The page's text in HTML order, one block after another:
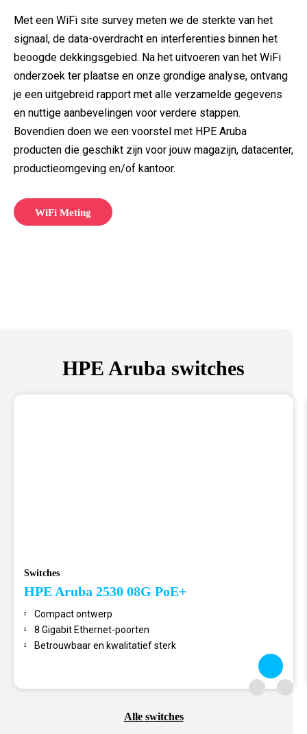
Met een WiFi site survey meten we de sterkte van het
signaal, de data-overdracht en interferenties binnen het
beoogde dekkingsgebied. Na het uitvoeren van het WiFi
onderzoek ter plaatse en onze grondige analyse, ontvang
je een uitgebreid rapport met alle verzamelde gegevens
en nuttige aanbevelingen voor verdere stappen.
Bovendien doen we een voorstel met HPE Aruba
producten die geschikt zijn voor jouw magazijn, datacenter,
productieomgeving en/of kantoor.
WiFi Meting
HPE Aruba switches
Switches
HPE Aruba 2530 08G PoE+
Compact ontwerp
8 Gigabit Ethernet-poorten
Betrouwbaar en kwalitatief sterk
Alle switches